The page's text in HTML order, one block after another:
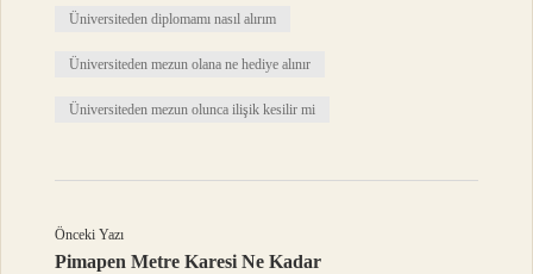
Üniversiteden diplomamı nasıl alırım
Üniversiteden mezun olana ne hediye alınır
Üniversiteden mezun olunca ilişik kesilir mi
Önceki Yazı
Pimapen Metre Karesi Ne Kadar